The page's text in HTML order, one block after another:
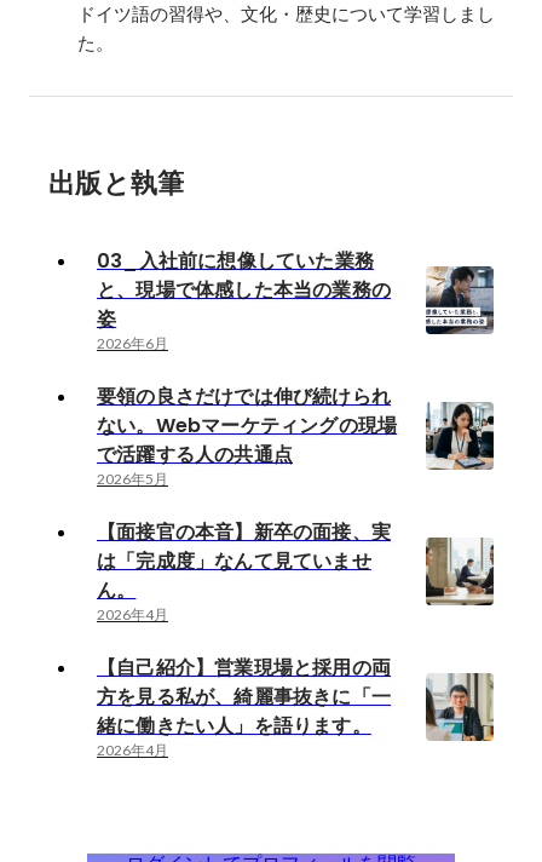
ドイツ語の習得や、文化・歴史について学習しまし
た。
出版と執筆
03_入社前に想像していた業務
と、現場で体感した本当の業務の
姿
2026年6月
要領の良さだけでは伸び続けられ
ない。Webマーケティングの現場
で活躍する人の共通点
2026年5月
【面接官の本音】新卒の面接、実
は「完成度」なんて見ていませ
ん。
2026年4月
【自己紹介】営業現場と採用の両
方を見る私が、綺麗事抜きに「一
緒に働きたい人」を語ります。
2026年4月